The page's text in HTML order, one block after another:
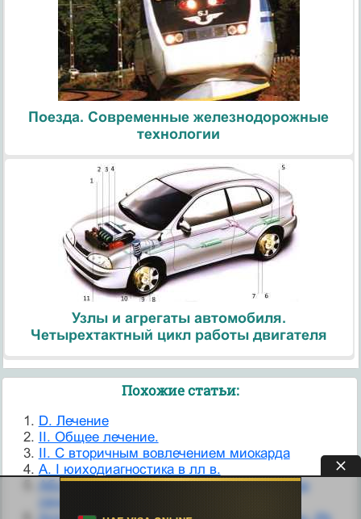
Поезда. Современные железнодорожные
технологии
Узлы и агрегаты автомобиля.
Четырехтактный цикл работы двигателя
Похожие статьи:
D. Лечение
II. Общее лечение.
II. С вторичным вовлечением миокарда
А. I юиходиагностика в лл в.
Абсцессы головного мозга. Хирургическое
лечение